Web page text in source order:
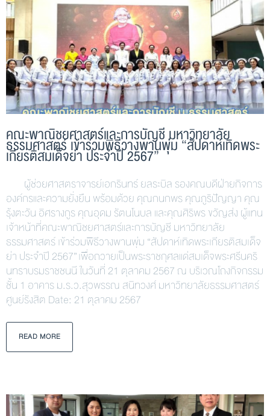
คณะพาณิชยศาสตร์และการบัญชี มหาวิทยาลัย
ธรรมศาสตร์ เข้าร่วมพิธีวางพานพุ่ม “สัปดาห์เทิดพระ
เกียรติสมเด็จย่า ประจำปี 2567”
ผู้ช่วยศาสตราจารย์เอกรินทร์ ยลระบิล รองคณบดีฝ่ายกิจการ
องค์กรและความยั่งยืน พร้อมด้วย คุณกนกพร คุณภูริปัญญา คุณ
รุ้งตะวัน อิศรางกูร คุณอุดม รัตนโนบล และคุณศิริพร ขวัญส่ง ผู้แทน
เจ้าหน้าที่คณะพาณิชยศาสตร์และการบัญชี มหาวิทยาลัย
ธรรมศาสตร์ เข้าร่วมพิธีวางพานพุ่ม “สัปดาห์เทิดพระเกียรติสมเด็จ
ย่า ประจำปี 2567” เพื่อถวายเป็นพระราชกุศลแด่สมเด็จพระศรีนคริ
นทราบรมราชชนนี ในวันที่ 21 ตุลาคม 2567 ณ บริเวณโถงกิจกรรม
ชั้น 1 อาคาร ม.ร.ว.สุวพรรณ สนิทวงศ์ มหาวิทยาลัยธรรมศาสตร์
ศูนย์รังสิต Date: 21 ตุลาคม 2567
READ MORE